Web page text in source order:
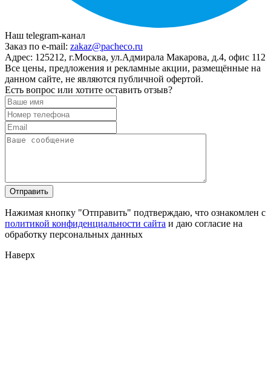
Наш telegram-канал
Заказ по e-mail: zakaz@pacheco.ru
Адрес: 125212, г.Москва, ул.Адмирала Макарова, д.4, офис 112
Все цены, предложения и рекламные акции, размещённые на
данном сайте, не являются публичной офертой.
Есть вопрос или хотите оставить отзыв?
Нажимая кнопку "Отправить" подтверждаю, что ознакомлен с
политикой конфиденциальности сайта и даю согласие на
обработку персональных данных
Наверх